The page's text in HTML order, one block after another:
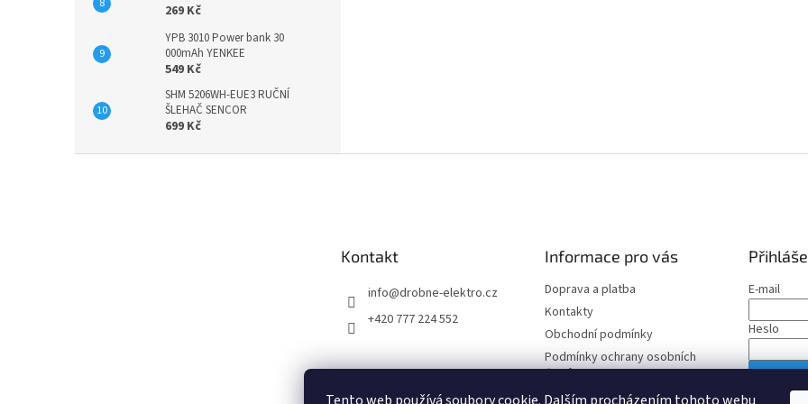
269 Kč
YPB 3010 Power bank 30
000mAh YENKEE
549 Kč
SHM 5206WH-EUE3 RUČNÍ
ŠLEHAČ SENCOR
699 Kč
Kontakt
info@drobne-elektro.cz
+420 777 224 552
Informace pro vás
Doprava a platba
Kontakty
Obchodní podmínky
Podmínky ochrany osobních
údajů
E-mail
Heslo